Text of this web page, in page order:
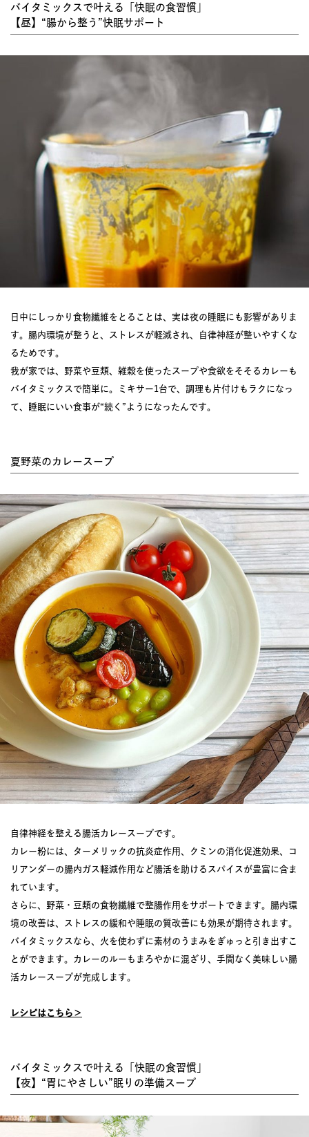
バイタミックスで叶える「快眠の食習慣」
【昼】“腸から整う”快眠サポート
日中にしっかり食物繊維をとることは、実は夜の睡眠にも影響がありま
す。腸内環境が整うと、ストレスが軽減され、自律神経が整いやすくな
るためです。
我が家では、野菜や豆類、雑穀を使ったスープや食欲をそそるカレーも
バイタミックスで簡単に。ミキサー1台で、調理も片付けもラクになっ
て、睡眠にいい食事が“続く”ようになったんです。
夏野菜のカレースープ
自律神経を整える腸活カレースープです。
カレー粉には、ターメリックの抗炎症作用、クミンの消化促進効果、コ
リアンダーの腸内ガス軽減作用など腸活を助けるスパイスが豊富に含ま
れています。
さらに、野菜・豆類の食物繊維で整腸作用をサポートできます。腸内環
境の改善は、ストレスの緩和や睡眠の質改善にも効果が期待されます。
バイタミックスなら、火を使わずに素材のうまみをぎゅっと引き出すこ
とができます。カレーのルーもまろやかに混ざり、手間なく美味しい腸
活カレースープが完成します。
レシピはこちら＞
バイタミックスで叶える「快眠の食習慣」
【夜】“胃にやさしい”眠りの準備スープ